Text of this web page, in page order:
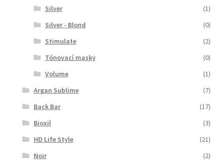
Silver
(1)
Silver - Blond
(0)
Stimulate
(2)
Tónovací masky
(0)
Volume
(1)
Argan Sublime
(7)
Back Bar
(17)
Bioxil
(3)
HD Life Style
(21)
Noir
(2)